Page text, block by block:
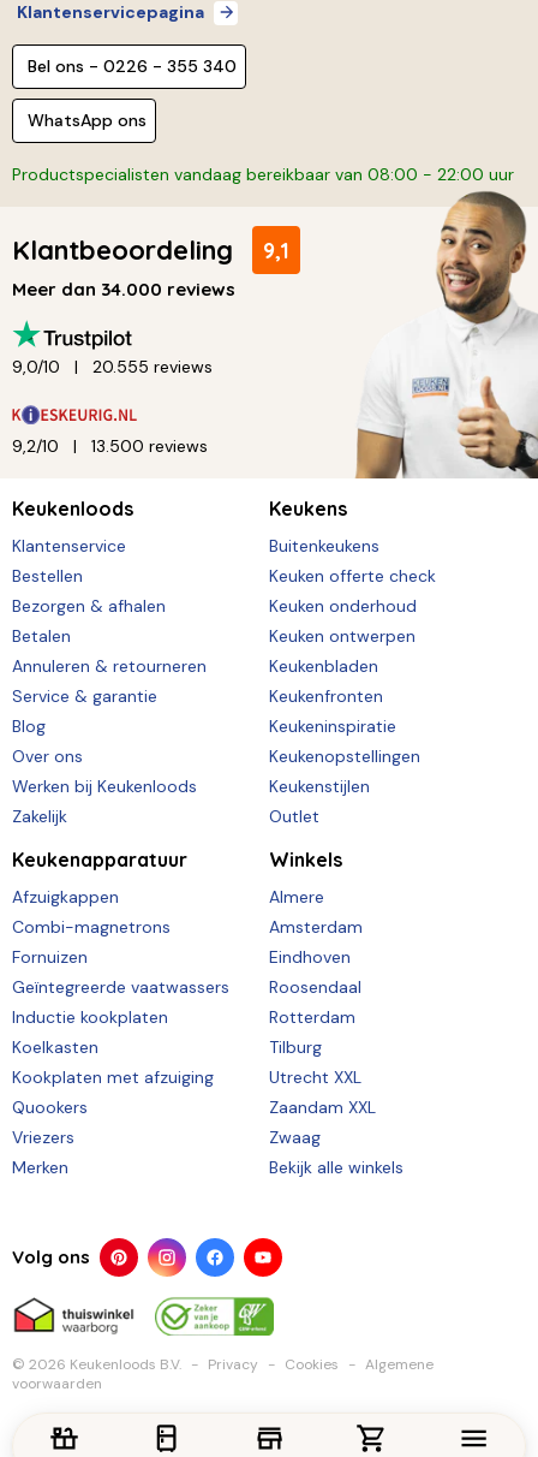
Klantenservicepagina
Bel ons - 0226 - 355 340
WhatsApp ons
Productspecialisten vandaag bereikbaar van 08:00 - 22:00 uur
Klantbeoordeling 9,1
Meer dan 34.000 reviews
9,0/10 20.555 reviews
9,2/10 13.500 reviews
Keukenloods
Klantenservice
Bestellen
Bezorgen & afhalen
Betalen
Annuleren & retourneren
Service & garantie
Blog
Over ons
Werken bij Keukenloods
Zakelijk
Keukens
Buitenkeukens
Keuken offerte check
Keuken onderhoud
Keuken ontwerpen
Keukenbladen
Keukenfronten
Keukeninspiratie
Keukenopstellingen
Keukenstijlen
Outlet
Keukenapparatuur
Afzuigkappen
Combi-magnetrons
Fornuizen
Geïntegreerde vaatwassers
Inductie kookplaten
Koelkasten
Kookplaten met afzuiging
Quookers
Vriezers
Merken
Winkels
Almere
Amsterdam
Eindhoven
Roosendaal
Rotterdam
Tilburg
Utrecht XXL
Zaandam XXL
Zwaag
Bekijk alle winkels
Volg ons
© 2026 Keukenloods B.V. Privacy Cookies
Algemene
voorwaarden